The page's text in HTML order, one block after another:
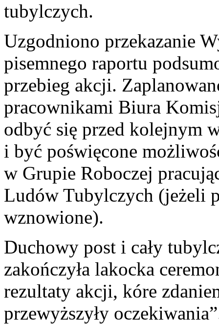
tubylczych.
Uzgodniono przekazanie
pisemnego raportu
przebieg akcji.
pracownikami Biura
odbyć się przed kolejnym
i być poświęcone
w Grupie Roboczej
Ludów Tubylczych (jeżeli
wznowione).
Duchowy post i cały
zakończyła lakocka
rezultaty akcji, kóre
przewyższyły